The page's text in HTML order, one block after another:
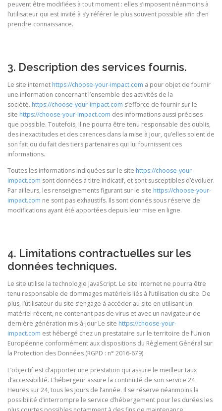
peuvent être modifiées à tout moment : elles s’imposent néanmoins à
l’utilisateur qui est invité à s’y référer le plus souvent possible afin d’en
prendre connaissance.
3. Description des services fournis.
Le site internet https://choose-your-impact.com a pour objet de fournir
une information concernant l’ensemble des activités de la
société. https://choose-your-impact.com s’efforce de fournir sur le
site https://choose-your-impact.com des informations aussi précises
que possible. Toutefois, il ne pourra être tenu responsable des oublis,
des inexactitudes et des carences dans la mise à jour, qu’elles soient de
son fait ou du fait des tiers partenaires qui lui fournissent ces
informations.
Toutes les informations indiquées sur le site https://choose-your-
impact.com sont données à titre indicatif, et sont susceptibles d’évoluer.
Par ailleurs, les renseignements figurant sur le site https://choose-your-
impact.com ne sont pas exhaustifs. Ils sont donnés sous réserve de
modifications ayant été apportées depuis leur mise en ligne.
4. Limitations contractuelles sur les
données techniques.
Le site utilise la technologie JavaScript. Le site Internet ne pourra être
tenu responsable de dommages matériels liés à l’utilisation du site. De
plus, l’utilisateur du site s’engage à accéder au site en utilisant un
matériel récent, ne contenant pas de virus et avec un navigateur de
dernière génération mis-à-jour Le site https://choose-your-
impact.com est hébergé chez un prestataire sur le territoire de l’Union
Européenne conformément aux dispositions du Règlement Général sur
la Protection des Données (RGPD : n° 2016-679)
L’objectif est d’apporter une prestation qui assure le meilleur taux
d’accessibilité. L’hébergeur assure la continuité de son service 24
Heures sur 24, tous les jours de l’année. Il se réserve néanmoins la
possibilité d’interrompre le service d’hébergement pour les durées les